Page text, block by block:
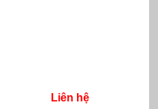
Liên hệ